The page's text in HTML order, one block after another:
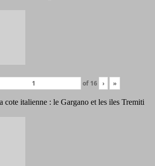
of 16 › »
cote italienne : le Gargano et les iles Tremiti